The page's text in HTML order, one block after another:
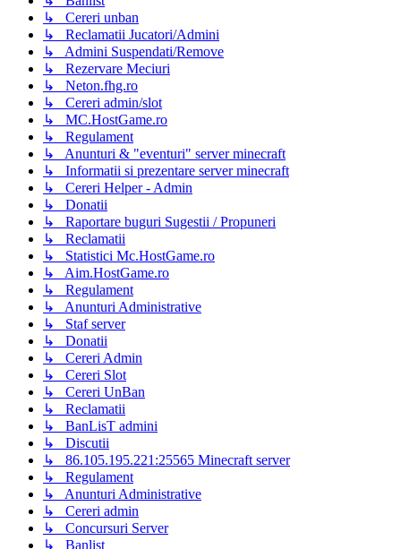
↳ Cereri unban
↳ Reclamatii Jucatori/Admini
↳ Admini Suspendati/Remove
↳ Rezervare Meciuri
↳ Neton.fhg.ro
↳ Cereri admin/slot
↳ MC.HostGame.ro
↳ Regulament
↳ Anunturi & "eventuri" server minecraft
↳ Informatii si prezentare server minecraft
↳ Cereri Helper - Admin
↳ Donatii
↳ Raportare buguri Sugestii / Propuneri
↳ Reclamatii
↳ Statistici Mc.HostGame.ro
↳ Aim.HostGame.ro
↳ Regulament
↳ Anunturi Administrative
↳ Staf server
↳ Donatii
↳ Cereri Admin
↳ Cereri Slot
↳ Cereri UnBan
↳ Reclamatii
↳ BanLisT admini
↳ Discutii
↳ 86.105.195.221:25565 Minecraft server
↳ Regulament
↳ Anunturi Administrative
↳ Cereri admin
↳ Concursuri Server
↳ Banlist